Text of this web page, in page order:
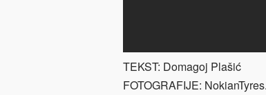
TEKST: Domagoj Plašić
FOTOGRAFIJE: